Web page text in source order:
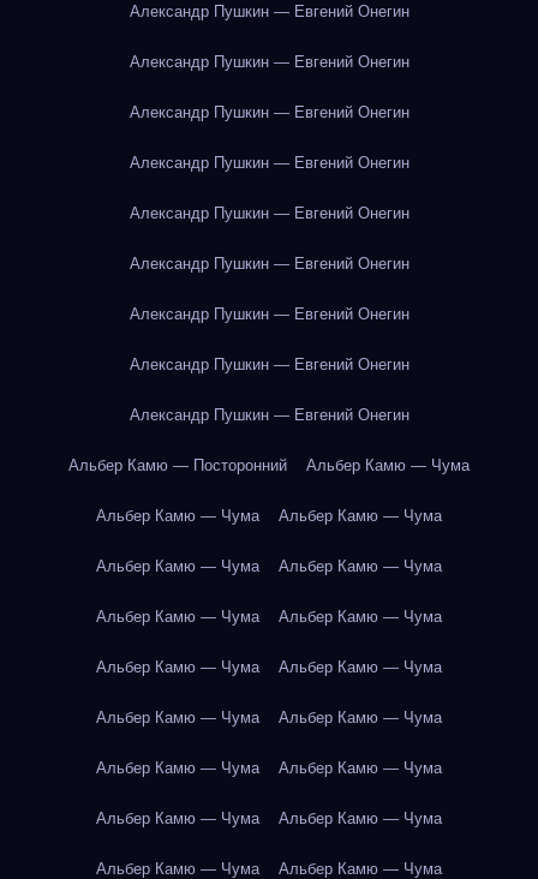
Александр Пушкин — Евгений Онегин
Александр Пушкин — Евгений Онегин
Александр Пушкин — Евгений Онегин
Александр Пушкин — Евгений Онегин
Александр Пушкин — Евгений Онегин
Александр Пушкин — Евгений Онегин
Александр Пушкин — Евгений Онегин
Александр Пушкин — Евгений Онегин
Александр Пушкин — Евгений Онегин
Альбер Камю — Посторонний Альбер Камю — Чума
Альбер Камю — Чума Альбер Камю — Чума
Альбер Камю — Чума Альбер Камю — Чума
Альбер Камю — Чума Альбер Камю — Чума
Альбер Камю — Чума Альбер Камю — Чума
Альбер Камю — Чума Альбер Камю — Чума
Альбер Камю — Чума Альбер Камю — Чума
Альбер Камю — Чума Альбер Камю — Чума
Альбер Камю — Чума Альбер Камю — Чума